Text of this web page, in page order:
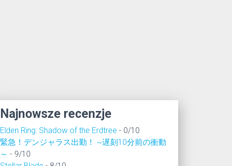
Najnowsze recenzje
Elden Ring: Shadow of the Erdtree - 0/10
緊急！デンジャラス出勤！ ~遅刻10分前の衝動
～ - 9/10